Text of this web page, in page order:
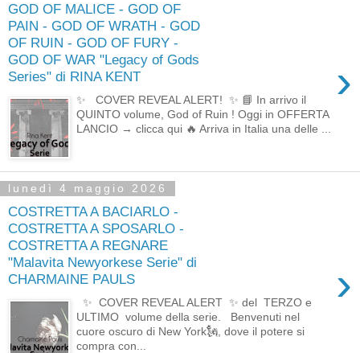
GOD OF MALICE - GOD OF
PAIN - GOD OF WRATH - GOD
OF RUIN - GOD OF FURY -
GOD OF WAR "Legacy of Gods
Series" di RINA KENT
›
✨ COVER REVEAL ALERT! ✨ 📘 In arrivo il
QUINTO volume, God of Ruin ! Oggi in OFFERTA
LANCIO → clicca qui 🔥 Arriva in Italia una delle ...
lunedì 4 maggio 2026
COSTRETTA A BACIARLO -
COSTRETTA A SPOSARLO -
COSTRETTA A REGNARE
"Malavita Newyorkese Serie" di
CHARMAINE PAULS
›
✨ COVER REVEAL ALERT ✨ del TERZO e
ULTIMO volume della serie. Benvenuti nel
cuore oscuro di New York🗽, dove il potere si
compra con...